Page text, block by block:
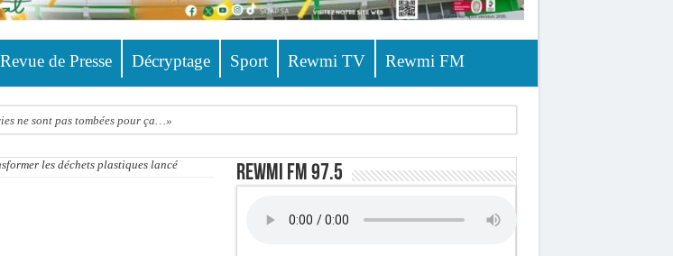
Revue de Presse Décryptage Sport Rewmi TV Rewmi FM
ne sont pas tombées pour ça…»
les déchets plastiques lancé Rewmi FM 97.5